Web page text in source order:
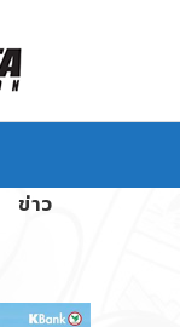
ข่าว